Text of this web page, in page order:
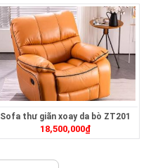
Sofa thư giãn xoay da bò ZT201
18,500,000₫